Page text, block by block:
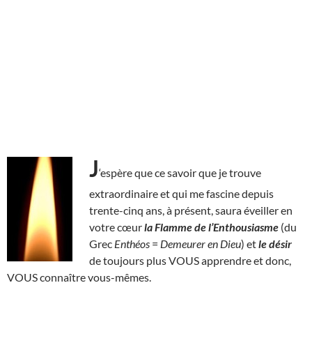
J‘espère que ce savoir que je trouve
extraordinaire et qui me fascine depuis
trente-cinq ans, à présent, saura éveiller en
votre cœurla Flamme de l’Enthousiasme (du
Grec Enthéos = Demeurer en Dieu) etle désir
de toujours plus VOUS apprendre et donc,
VOUS connaître vous-mêmes.